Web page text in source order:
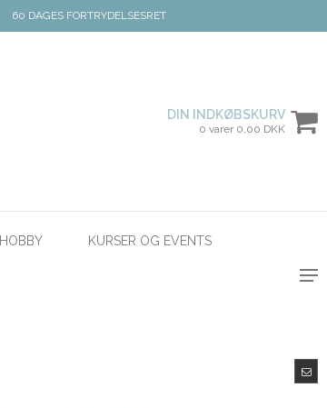
60 DAGES FORTRYDELSESRET
DIN INDKØBSKURV
0 varer 0,00 DKK
KURSER OG EVENTS